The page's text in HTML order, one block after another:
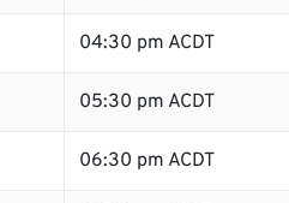
04:30 pm ACDT
05:30 pm ACDT
06:30 pm ACDT